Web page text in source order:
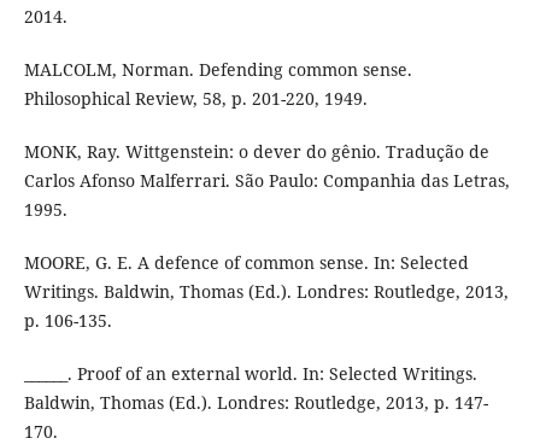
2014.
MALCOLM, Norman. Defending common sense.
Philosophical Review, 58, p. 201-220, 1949.
MONK, Ray. Wittgenstein: o dever do gênio. Tradução de
Carlos Afonso Malferrari. São Paulo: Companhia das Letras,
1995.
MOORE, G. E. A defence of common sense. In: Selected
Writings. Baldwin, Thomas (Ed.). Londres: Routledge, 2013,
p. 106-135.
______. Proof of an external world. In: Selected Writings.
Baldwin, Thomas (Ed.). Londres: Routledge, 2013, p. 147-
170.